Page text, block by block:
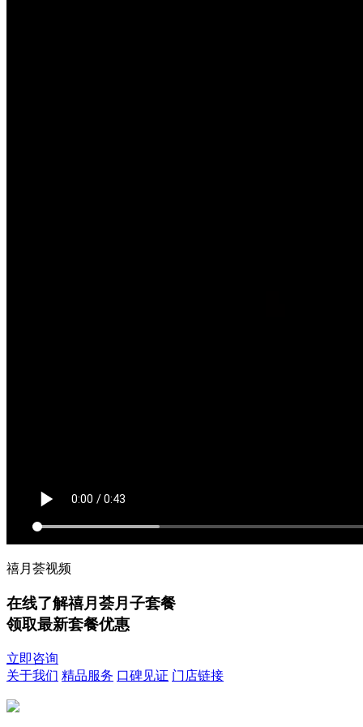
禧月荟视频
在线了解禧月荟月子套餐
领取最新套餐优惠
立即咨询
关于我们 精品服务 口碑见证 门店链接